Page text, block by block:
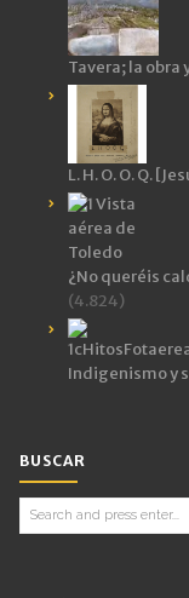
Tavera; la obra
L. H. O. O. Q.
¿No queréis
(4.824)
Indigenismo y
BUSCAR
Search
for: